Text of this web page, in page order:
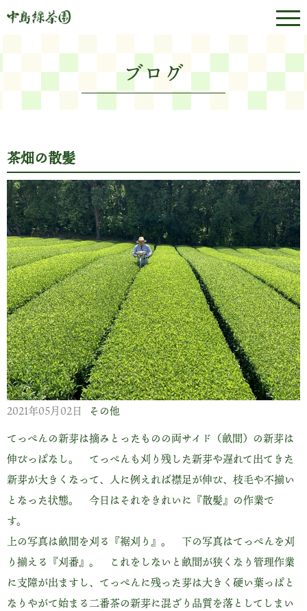
ブログ
茶畑の散髪
2021年05月02日
その他
てっぺんの新芽は摘みとったものの両サイド（畝間）の新芽は
伸びっぱなし。 てっぺんも刈り残した新芽や遅れて出てきた
新芽が大きくなって、人に例えれば襟足が伸び、枝毛や不揃い
となった状態。 今日はそれをきれいに『散髪』の作業で
す。
上の写真は畝間を刈る『裾刈り』。 下の写真はてっぺんを刈
り揃える『刈番』。 これをしないと畝間が狭くなり管理作業
に支障が出ますし、てっぺんに残った芽は大きく硬い葉っぱと
なりやがて始まる二番茶の新芽に混ざり品質を落としてしまい